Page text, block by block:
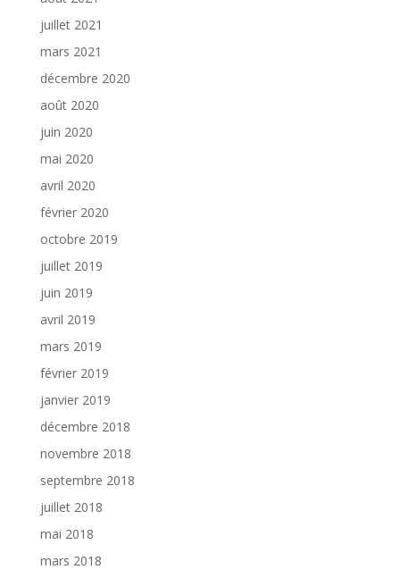
juillet 2021
mars 2021
décembre 2020
août 2020
juin 2020
mai 2020
avril 2020
février 2020
octobre 2019
juillet 2019
juin 2019
avril 2019
mars 2019
février 2019
janvier 2019
décembre 2018
novembre 2018
septembre 2018
juillet 2018
mai 2018
mars 2018